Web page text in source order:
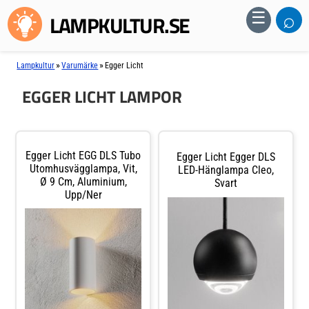
LAMPKULTUR.SE ☰ ⌕
Lampkultur »Varumärke » Egger Licht
EGGER LICHT LAMPOR
Egger Licht EGG DLS Tubo
Utomhusvägglampa, Vit,
Ø 9 Cm, Aluminium,
Upp/ner
Egger Licht Egger DLS
LED-Hänglampa Cleo,
Svart